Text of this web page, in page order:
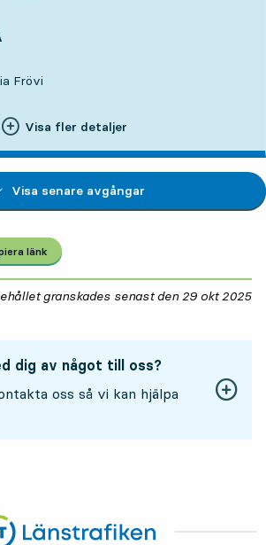
Frövi
Visa fler detaljer
Visa senare avgångar
länk
granskades senast den 29 okt 2025
dig av något till oss?
oss så vi kan hjälpa